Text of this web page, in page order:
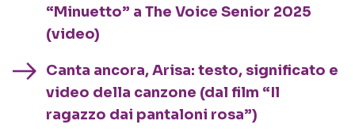
“Minuetto” a The Voice Senior 2025
(video)
Canta ancora, Arisa: testo, significato e
video della canzone (dal film “Il
ragazzo dai pantaloni rosa”)